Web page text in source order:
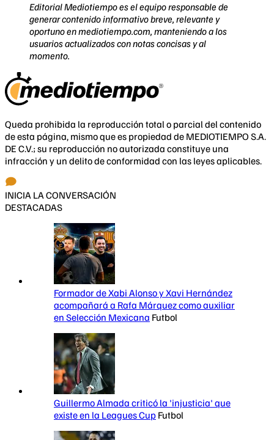
Editorial Mediotiempo es el equipo responsable de
generar contenido informativo breve, relevante y
oportuno en mediotiempo.com, manteniendo a los
usuarios actualizados con notas concisas y al
momento.
Queda prohibida la reproducción total o parcial del contenido
de esta página, mismo que es propiedad de MEDIOTIEMPO S.A.
DE C.V.; su reproducción no autorizada constituye una
infracción y un delito de conformidad con las leyes aplicables.
INICIA LA CONVERSACIÓN
DESTACADAS
Formador de Xabi Alonso y Xavi Hernández
acompañará a Rafa Márquez como auxiliar
en Selección Mexicana Futbol
Guillermo Almada criticó la 'injusticia' que
existe en la Leagues Cup Futbol